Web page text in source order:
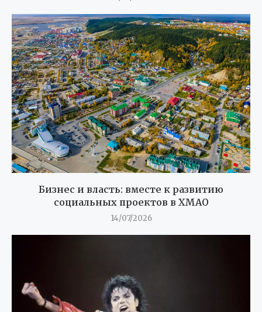
Бизнес и власть: вместе к развитию
социальных проектов в ХМАО
14/07/2026